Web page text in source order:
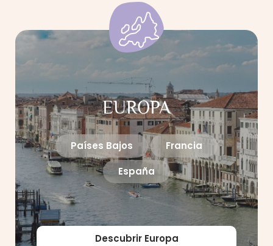
EUROPA
Países Bajos
Francia
España
Descubrir Europa